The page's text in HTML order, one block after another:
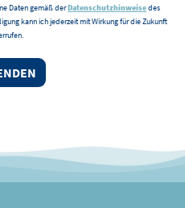
Daten gemäß derDatenschutzhinweisedes
kann ich jederzeit mit Wirkung für die Zukunft